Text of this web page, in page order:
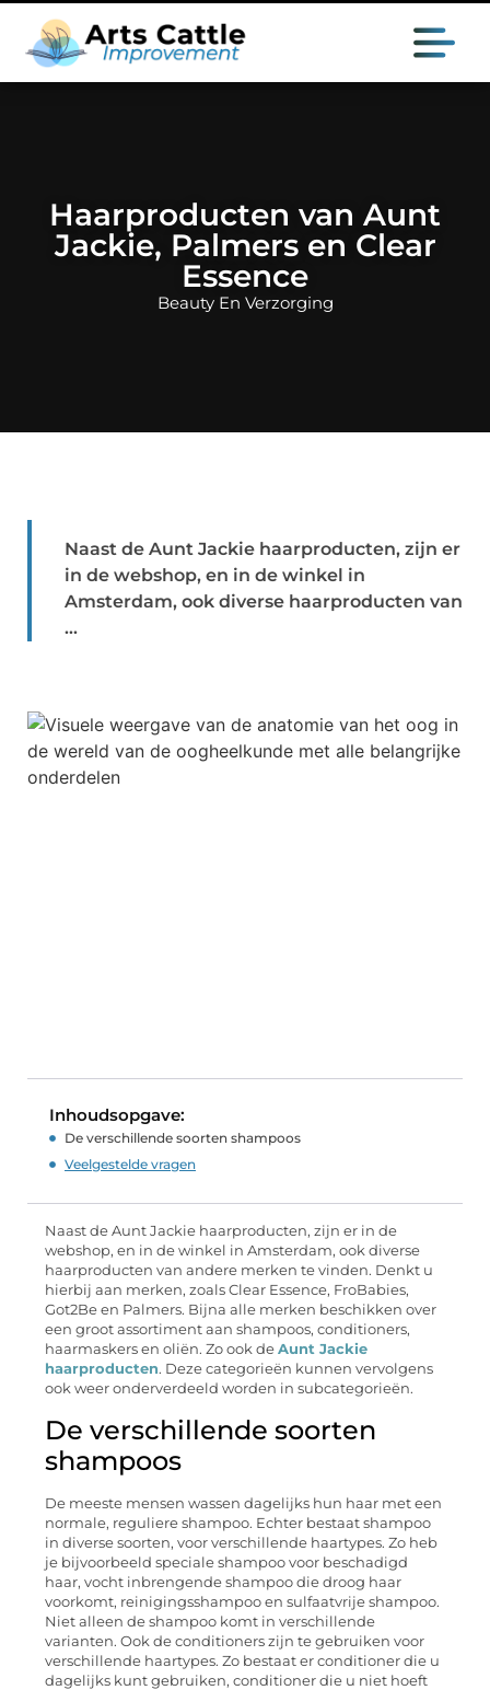
Haarproducten van Aunt
Jackie, Palmers en Clear
Essence
Beauty En Verzorging
Naast de Aunt Jackie haarproducten, zijn er
in de webshop, en in de winkel in
Amsterdam, ook diverse haarproducten van
...
Inhoudsopgave:
De verschillende soorten shampoos
Veelgestelde vragen
Naast de Aunt Jackie haarproducten, zijn er in de
webshop, en in de winkel in Amsterdam, ook diverse
haarproducten van andere merken te vinden. Denkt u
hierbij aan merken, zoals Clear Essence, FroBabies,
Got2Be en Palmers. Bijna alle merken beschikken over
een groot assortiment aan shampoos, conditioners,
haarmaskers en oliën. Zo ook de Aunt Jackie
haarproducten. Deze categorieën kunnen vervolgens
ook weer onderverdeeld worden in subcategorieën.
De verschillende soorten
shampoos
De meeste mensen wassen dagelijks hun haar met een
normale, reguliere shampoo. Echter bestaat shampoo
in diverse soorten, voor verschillende haartypes. Zo heb
je bijvoorbeeld speciale shampoo voor beschadigd
haar, vocht inbrengende shampoo die droog haar
voorkomt, reinigingsshampoo en sulfaatvrije shampoo.
Niet alleen de shampoo komt in verschillende
varianten. Ook de conditioners zijn te gebruiken voor
verschillende haartypes. Zo bestaat er conditioner die u
dagelijks kunt gebruiken, conditioner die u niet hoeft